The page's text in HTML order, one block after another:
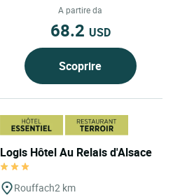
A partire da
68.2 USD
Scoprire
Logis Hôtel Au Relais d'Alsace
Rouffach2 km